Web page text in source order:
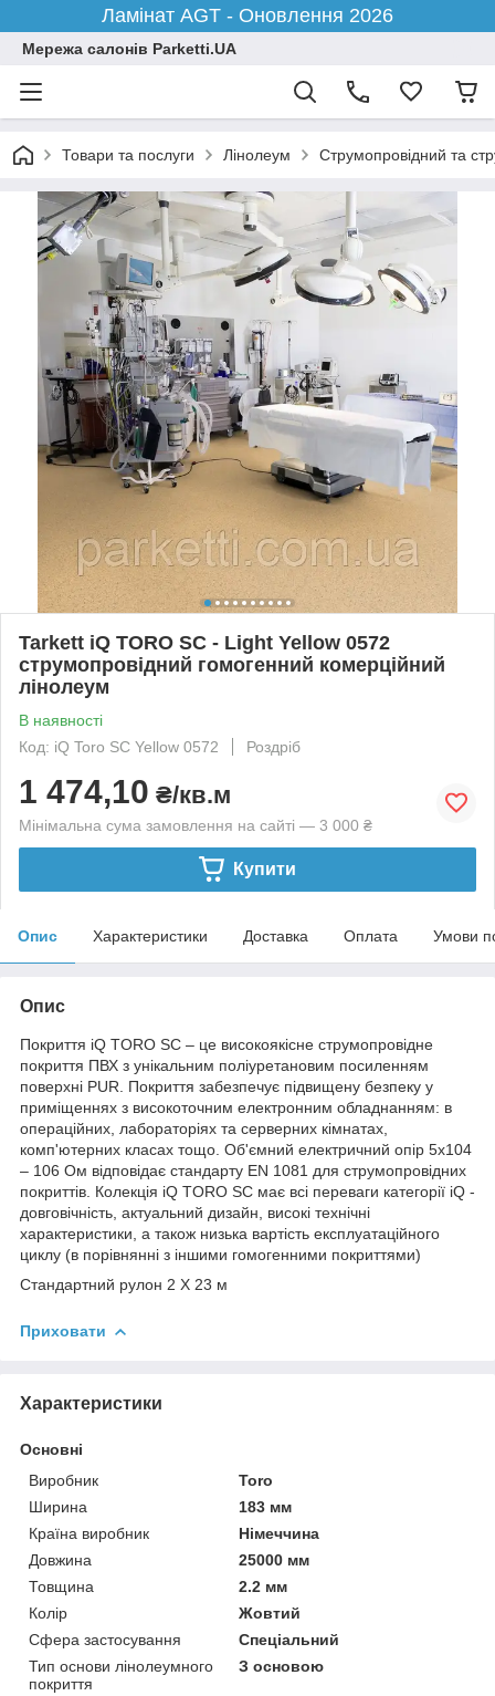
Ламінат AGT - Оновлення 2026
Мережа салонів Parketti.UA
Товари та послуги Лінолеум Струмопровідний та
Tarkett iQ TORO SC - Light Yellow 0572
струмопровідний гомогенний комерційний
лінолеум
В наявності
Код: iQ Toro SC Yellow 0572
Роздріб
1 474,10 ₴/кв.м
Мінімальна сума замовлення на сайті — 3 000 ₴
Купити
Опис Характеристики Доставка Оплата Умови
Опис
Покриття iQ TORO SC – це високоякісне струмопровідне
покриття ПВХ з унікальним поліуретановим посиленням
поверхні PUR. Покриття забезпечує підвищену безпеку у
приміщеннях з високоточним електронним обладнанням: в
операційних, лабораторіях та серверних кімнатах,
комп'ютерних класах тощо. Об'ємний електричний опір 5x104
– 106 Ом відповідає стандарту EN 1081 для струмопровідних
покриттів. Колекція iQ TORO SC має всі переваги категорії iQ -
довговічність, актуальний дизайн, високі технічні
характеристики, а також низька вартість експлуатаційного
циклу (в порівнянні з іншими гомогенними покриттями)
Стандартний рулон 2 Х 23 м
Приховати
Характеристики
Основні
Виробник
Toro
Ширина
183 мм
Країна виробник
Німеччина
Довжина
25000 мм
Товщина
2.2 мм
Колір
Жовтий
Сфера застосування
Спеціальний
Тип основи лінолеумного
покриття
З основою